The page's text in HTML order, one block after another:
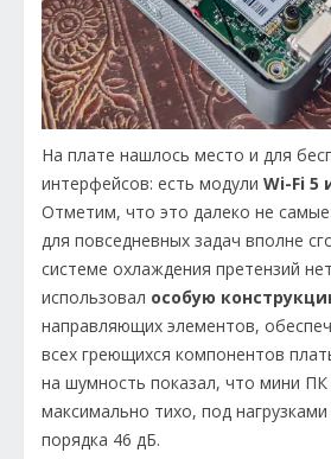
На плате нашлось место и для
интерфейсов: есть модули Wi-Fi 5
Отметим, что это далеко не
для повседневных задач вполне
системе охлаждения претензий
использовал особую
направляющих элементов,
всех греющихся компонентов
на шумность показал, что мини
максимально тихо, под
порядка 46 дБ.